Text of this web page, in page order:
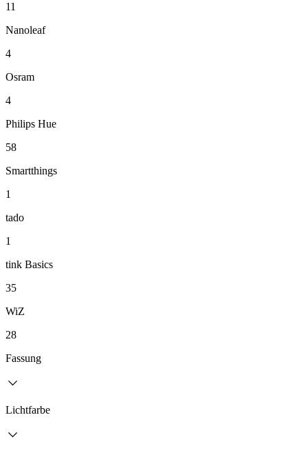
11
Nanoleaf
4
Osram
4
Philips Hue
58
Smartthings
1
tado
1
tink Basics
35
WiZ
28
Fassung
Lichtfarbe